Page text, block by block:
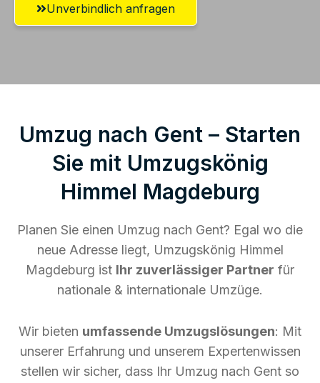
Unverbindlich anfragen
Umzug nach Gent – Starten
Sie mit Umzugskönig
Himmel Magdeburg
Planen Sie einen Umzug nach Gent? Egal wo die
neue Adresse liegt, Umzugskönig Himmel
Magdeburg ist Ihr zuverlässiger Partner für
nationale & internationale Umzüge.
Wir bieten umfassende Umzugslösungen: Mit
unserer Erfahrung und unserem Expertenwissen
stellen wir sicher, dass Ihr Umzug nach Gent so